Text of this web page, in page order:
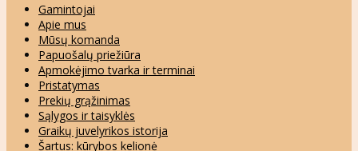
Gamintojai
Apie mus
Mūsų komanda
Papuošalų priežiūra
Apmokėjimo tvarka ir terminai
Pristatymas
Prekių grąžinimas
Sąlygos ir taisyklės
Graikų juvelyrikos istorija
Šartus: kūrybos kelionė